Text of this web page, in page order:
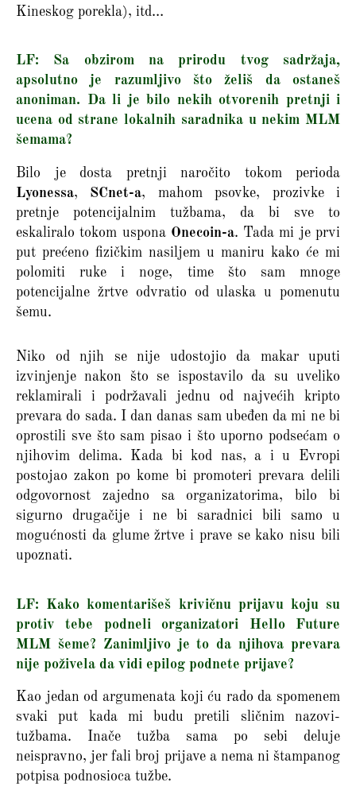
Kineskog porekla), itd…
LF: Sa obzirom na prirodu tvog sadržaja,
apsolutno je razumljivo što želiš da ostaneš
anoniman. Da li je bilo nekih otvorenih pretnji i
ucena od strane lokalnih saradnika u nekim MLM
šemama?
Bilo je dosta pretnji naročito tokom perioda
Lyonessa, SCnet-a, mahom psovke, prozivke i
pretnje potencijalnim tužbama, da bi sve to
eskaliralo tokom uspona Onecoin-a. Tada mi je prvi
put prećeno fizičkim nasiljem u maniru kako će mi
polomiti ruke i noge, time što sam mnoge
potencijalne žrtve odvratio od ulaska u pomenutu
šemu.
Niko od njih se nije udostojio da makar uputi
izvinjenje nakon što se ispostavilo da su uveliko
reklamirali i podržavali jednu od najvećih kripto
prevara do sada. I dan danas sam ubeđen da mi ne bi
oprostili sve što sam pisao i što uporno podsećam o
njihovim delima. Kada bi kod nas, a i u Evropi
postojao zakon po kome bi promoteri prevara delili
odgovornost zajedno sa organizatorima, bilo bi
sigurno drugačije i ne bi saradnici bili samo u
mogućnosti da glume žrtve i prave se kako nisu bili
upoznati.
LF: Kako komentarišeš krivičnu prijavu koju su
protiv tebe podneli organizatori Hello Future
MLM šeme? Zanimljivo je to da njihova prevara
nije poživela da vidi epilog podnete prijave?
Kao jedan od argumenata koji ću rado da spomenem
svaki put kada mi budu pretili sličnim nazovi-
tužbama. Inače tužba sama po sebi deluje
neispravno, jer fali broj prijave a nema ni štampanog
potpisa podnosioca tužbe.